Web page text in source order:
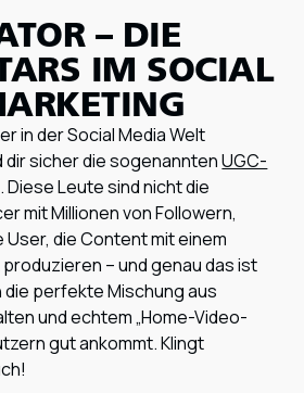
– DIE
IM SOCIAL
in der Social Media Welt
dir sicher die sogenanntenUGC-
Leute sind nicht die
mit Millionen von Followern,
die Content mit einem
– und genau das ist
die perfekte Mischung aus
und echtem „Home-Video-
gut ankommt. Klingt